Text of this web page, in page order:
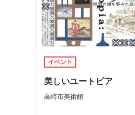
イベント
美しいユートピア
高崎市美術館